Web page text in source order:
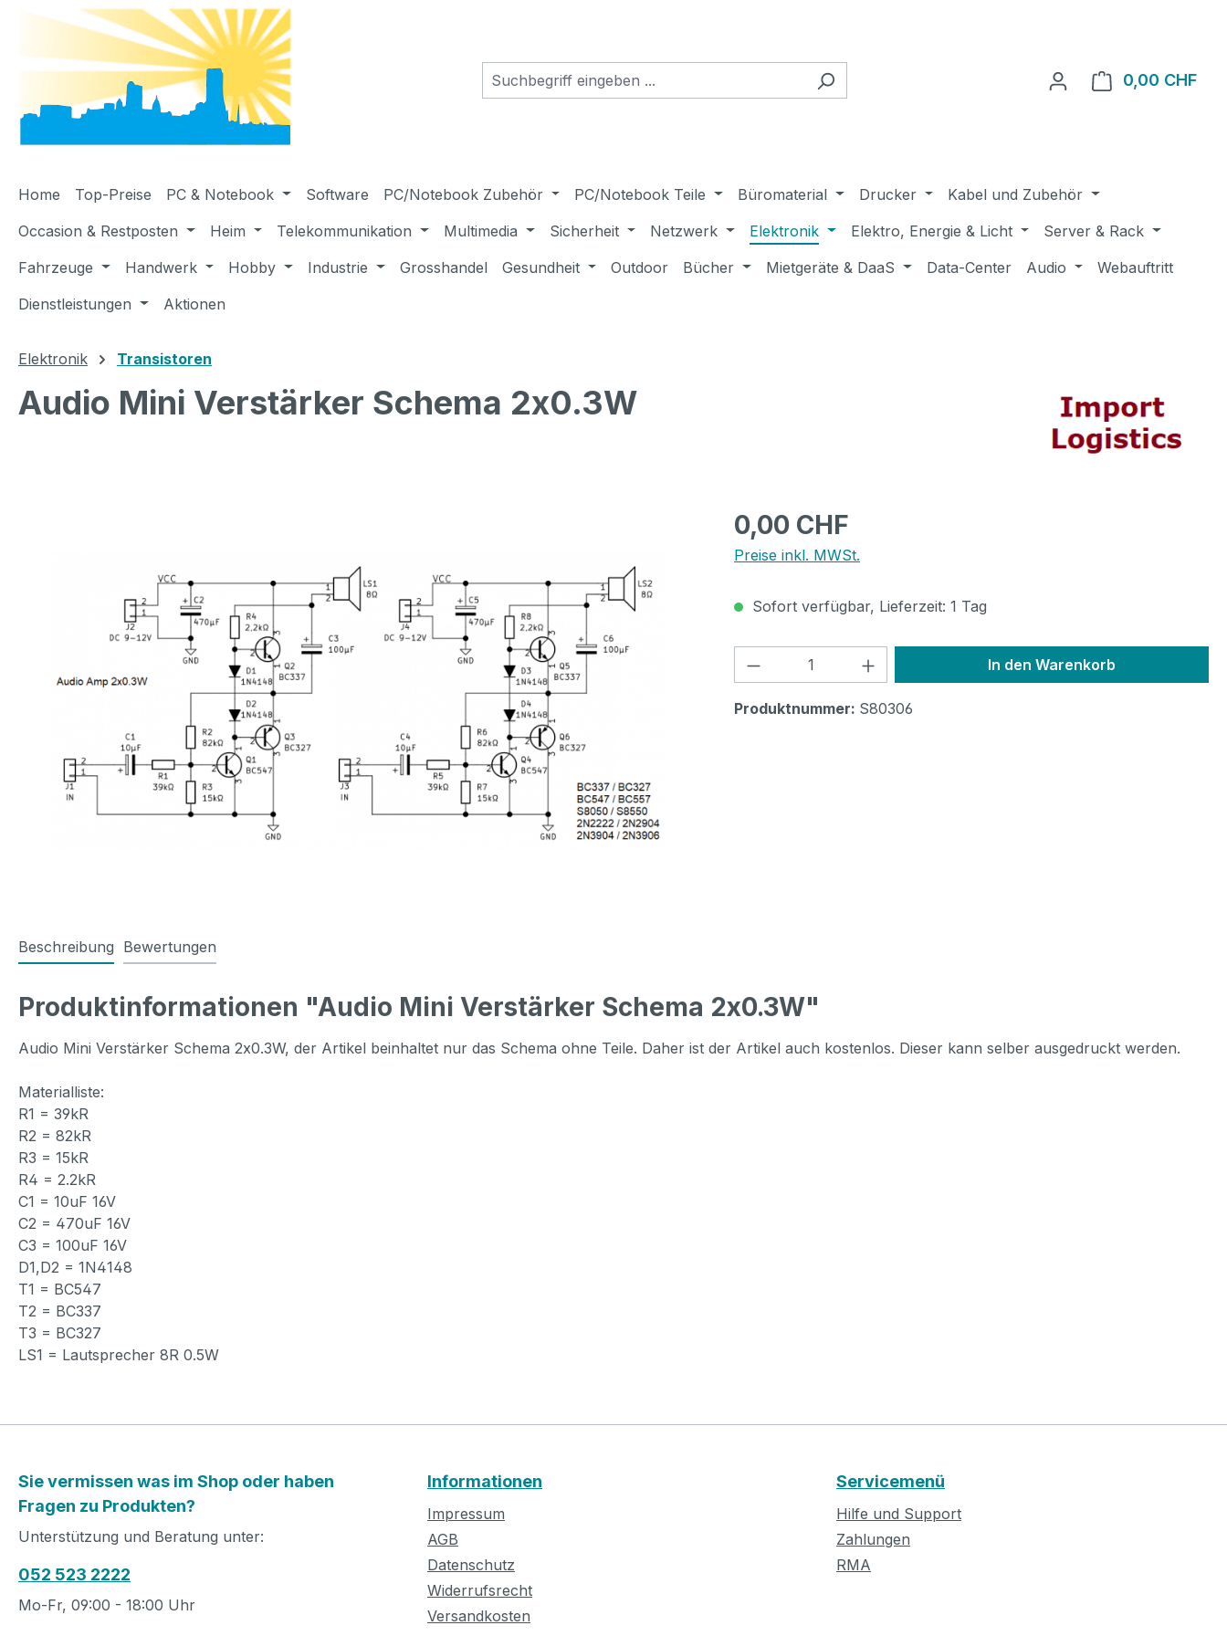
Hauptinhalt springen
Zur Suche springen
Zur Hauptnavigation springen
0,00 CHF
Home Top-Preise PC & Notebook Software PC/Notebook Zubehör PC/Notebook Teile Büromaterial Drucker
Kabel und Zubehör
Occasion & Restposten
Heim Telekommunikation Multimedia Sicherheit Netzwerk Elektronik Elektro, Energie & Licht
Server & Rack
Fahrzeuge
Handwerk Hobby Industrie Grosshandel Gesundheit Outdoor Bücher Mietgeräte & DaaS Data-Center Audio
Webauftritt
Dienstleistungen
Aktionen
Elektronik Transistoren
Audio Mini Verstärker Schema 2x0.3W
Regulärer Preis:
0,00 CHF
Preise inkl. MWSt.
Sofort verfügbar, Lieferzeit: 1 Tag
Produkt Anzahl: Gib den gewünschten Wert
In den Warenkorb
Produktnummer: S80306
Beschreibung Bewertungen
Produktinformationen "Audio Mini Verstärker Schema 2x0.3W"
Audio Mini Verstärker Schema 2x0.3W, der Artikel beinhaltet nur das Schema ohne Teile. Daher ist der Artikel auch kostenlos. Dieser kann selber ausgedruckt werden.
Materialliste:
R1 = 39kR
R2 = 82kR
R3 = 15kR
R4 = 2.2kR
C1 = 10uF 16V
C2 = 470uF 16V
C3 = 100uF 16V
D1,D2 = 1N4148
T1 = BC547
T2 = BC337
T3 = BC327
LS1 = Lautsprecher 8R 0.5W
Sie vermissen was im Shop oder haben
Fragen zu Produkten?
Unterstützung und Beratung unter:
052 523 2222
Mo-Fr, 09:00 - 18:00 Uhr
Informationen
Impressum
AGB
Datenschutz
Widerrufsrecht
Versandkosten
Servicemenü
Hilfe und Support
Zahlungen
RMA